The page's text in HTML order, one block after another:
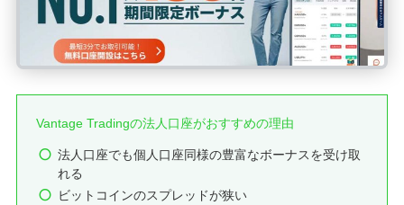
Vantage Tradingの法人口座がおすすめの理由
法人口座でも個人口座同様の豊富なボーナスを受け取
れる
ビットコインのスプレッドが狭い